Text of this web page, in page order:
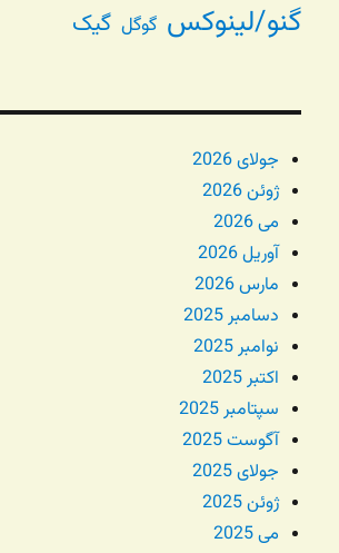
گنو/لینوکس گوگل گیک
جولای 2026
ژوئن 2026
می 2026
آوریل 2026
مارس 2026
دسامبر 2025
نوامبر 2025
اکتبر 2025
سپتامبر 2025
آگوست 2025
جولای 2025
ژوئن 2025
می 2025